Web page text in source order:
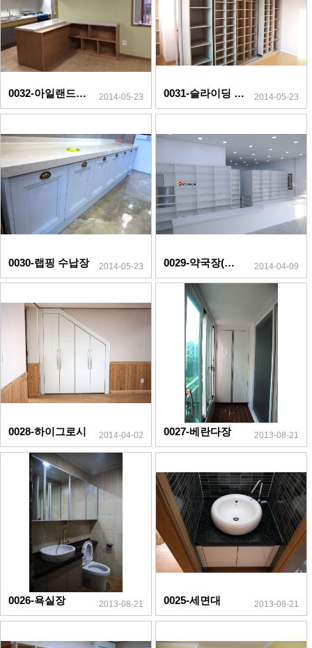
0032-아일랜드&책장 2014-05-23 0031-슬라이딩 책장 2014-05-23
0030-랩핑 수납장 2014-05-23 0029-약국장(하이그로시) 2014-04-09
0028-하이그로시 2014-04-02 0027-베란다장 2013-08-21
0026-욕실장 2013-08-21 0025-세면대 2013-08-21